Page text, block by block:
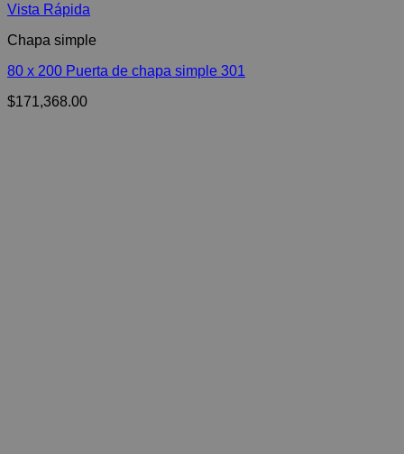
Vista Rápida
Chapa simple
80 x 200 Puerta de chapa simple 301
$171,368.00